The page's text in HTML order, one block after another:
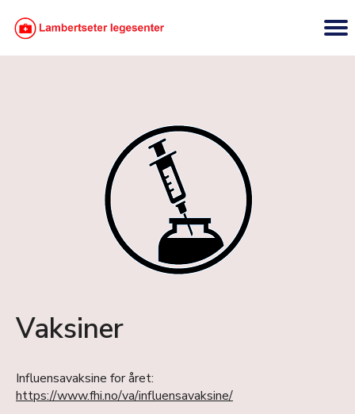
Vaksiner
Influensavaksine for året:
https://www.fhi.no/va/influensavaksine/